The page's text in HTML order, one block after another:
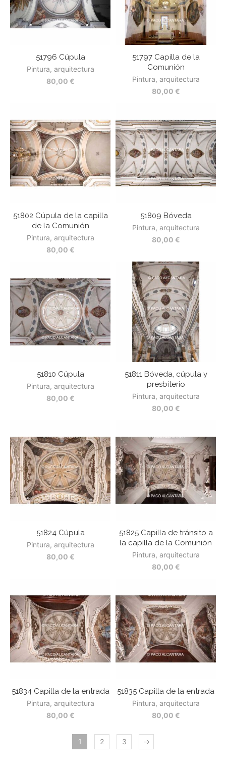
51796 Cúpula
Pintura, arquitectura
80,00 €
51797 Capilla de la
Comunión
Pintura, arquitectura
80,00 €
51802 Cúpula de la capilla
de la Comunión
Pintura, arquitectura
80,00 €
51809 Bóveda
Pintura, arquitectura
80,00 €
51810 Cúpula
Pintura, arquitectura
80,00 €
51811 Bóveda, cúpula y
presbiterio
Pintura, arquitectura
80,00 €
51824 Cúpula
Pintura, arquitectura
80,00 €
51825 Capilla de tránsito a
la capilla de la Comunión
Pintura, arquitectura
80,00 €
51834 Capilla de la entrada
Pintura, arquitectura
80,00 €
51835 Capilla de la entrada
Pintura, arquitectura
80,00 €
1 2 3 →